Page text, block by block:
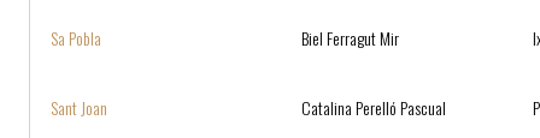
Sa Pobla Biel Ferragut Mir
Sant Joan Catalina Perelló Pascual